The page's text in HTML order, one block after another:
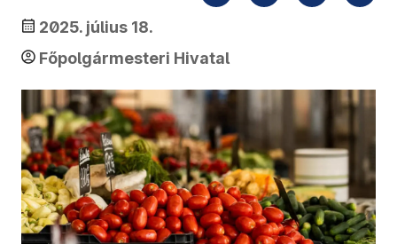
2025. július 18.
Főpolgármesteri Hivatal